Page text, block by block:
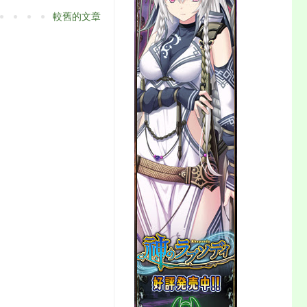
較舊的文章